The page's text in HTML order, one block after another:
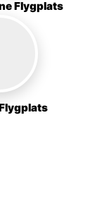
Flygplats